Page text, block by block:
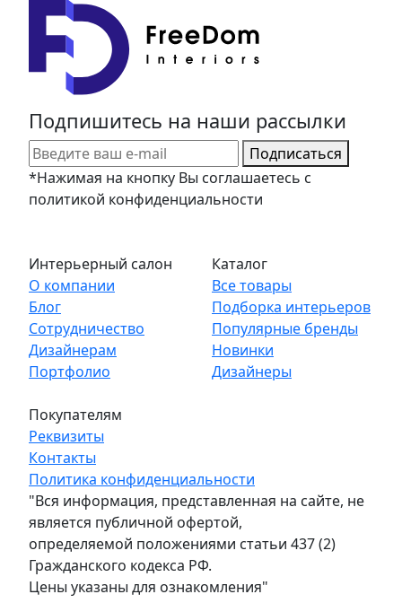
Интерьерный салон
О компании
Блог
Сотрудничество
Дизайнерам
Портфолио
Каталог
Все товары
Подборка интерьеров
Популярные бренды
Новинки
Дизайнеры
Покупателям
Реквизиты
Контакты
Подпишитесь на наши рассылки
Подписаться
*Нажимая на кнопку Вы соглашаетесь с
политикой конфиденциальности
Политика конфиденциальности
"Вся информация, представленная на сайте, не
является публичной офертой,
определяемой положениями статьи 437 (2)
Гражданского кодекса РФ.
Цены указаны для ознакомления"